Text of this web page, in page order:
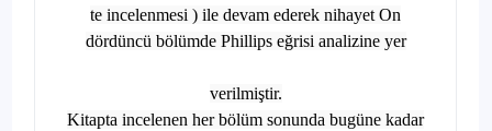
te incelenmesi ) ile devam ederek nihayet On
dördüncü bölümde Phillips eğrisi analizine yer
verilmiştir.
Kitapta incelenen her bölüm sonunda bugüne kadar